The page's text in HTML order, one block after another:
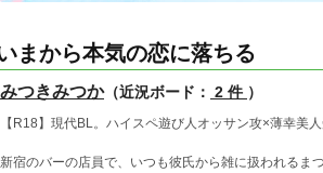
まから本気の恋に落ちる
みつきみつか（近況ボード： 2 件 ）
【R18】現代BL。ハイスペ遊び人オッサン攻×薄幸美
新宿のバーの店員で、いつも彼氏から雑に扱われるま